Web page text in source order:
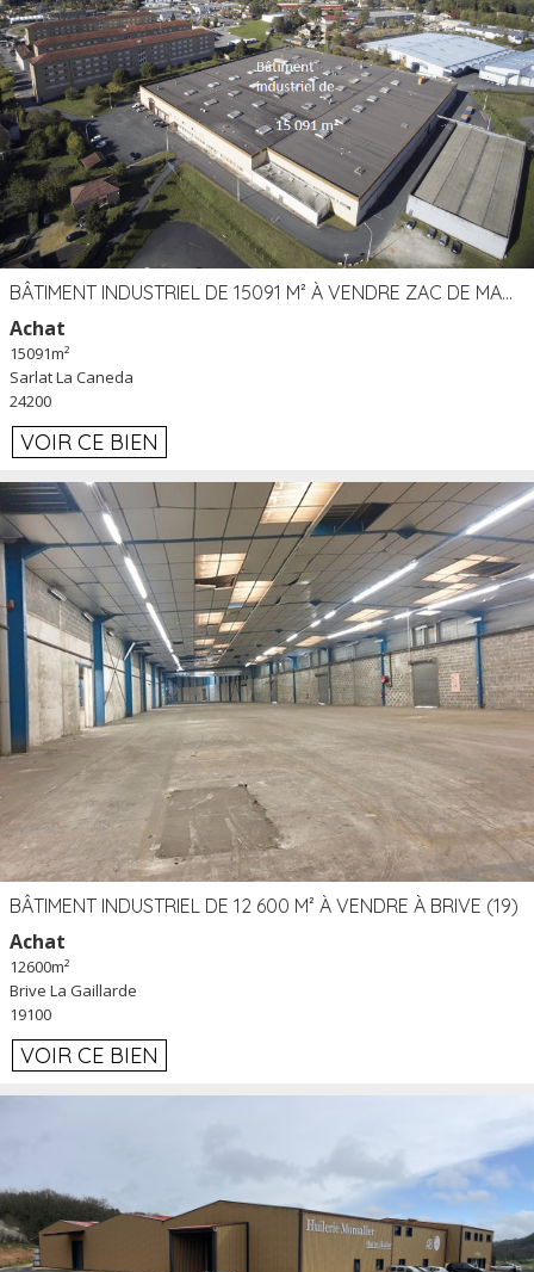
BÂTIMENT INDUSTRIEL DE 15091 M² À VENDRE ZAC DE MADRAZÈS À SARLAT (24)
Achat
15091m²
Sarlat La Caneda
24200
VOIR CE BIEN
BÂTIMENT INDUSTRIEL DE 12 600 M² À VENDRE À BRIVE (19)
Achat
12600m²
Brive La Gaillarde
19100
VOIR CE BIEN